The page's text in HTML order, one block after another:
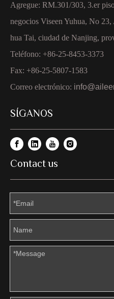
Agregue: RM.301/303, 3.er
negocios Viseen Yuhua, No
hua Tai, ciudad de Nanjing,
Teléfono: +86-25-8453-3373
Fax: +86-25-5807-1583
Correo electrónico:
SÍGANOS
Contact us